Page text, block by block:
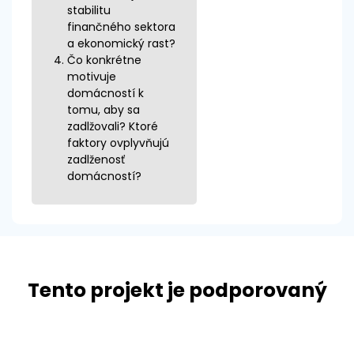
stabilitu
finančného sektora
a ekonomický rast?
Čo konkrétne
motivuje
domácností k
tomu, aby sa
zadlžovali? Ktoré
faktory ovplyvňujú
zadlženosť
domácností?
Tento projekt je podporovaný